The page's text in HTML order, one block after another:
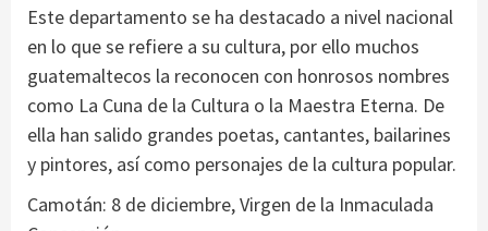
Este departamento se ha destacado a nivel nacional
en lo que se refiere a su cultura, por ello muchos
guatemaltecos la reconocen con honrosos nombres
como La Cuna de la Cultura o la Maestra Eterna. De
ella han salido grandes poetas, cantantes, bailarines
y pintores, así como personajes de la cultura popular.
Camotán: 8 de diciembre, Virgen de la Inmaculada